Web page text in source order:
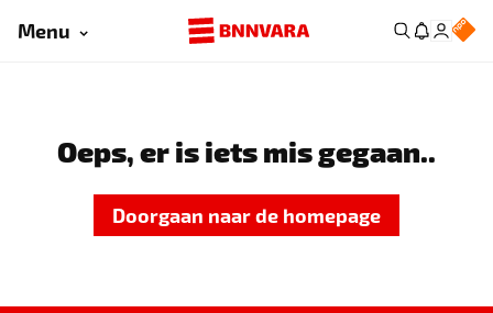
Menu
Oeps, er is iets mis gegaan..
Doorgaan naar de homepage